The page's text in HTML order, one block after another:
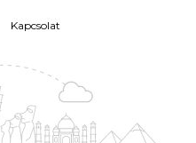
Kapcsolat